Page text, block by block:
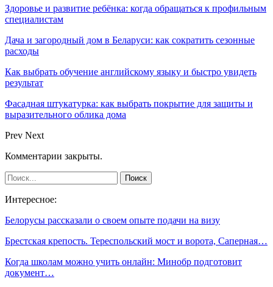
Здоровье и развитие ребёнка: когда обращаться к профильным
специалистам
Дача и загородный дом в Беларуси: как сократить сезонные
расходы
Как выбрать обучение английскому языку и быстро увидеть
результат
Фасадная штукатурка: как выбрать покрытие для защиты и
выразительного облика дома
Prev Next
Комментарии закрыты.
Интересное:
Белорусы рассказали о своем опыте подачи на визу
Брестская крепость. Тереспольский мост и ворота, Саперная…
Когда школам можно учить онлайн: Минобр подготовит
документ…